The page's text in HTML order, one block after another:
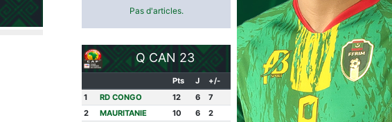
Pas d'articles.
Q CAN 23
Pts J
+/-
1
RD CONGO 12 6
7
2
MAURITANIE 10 6
2